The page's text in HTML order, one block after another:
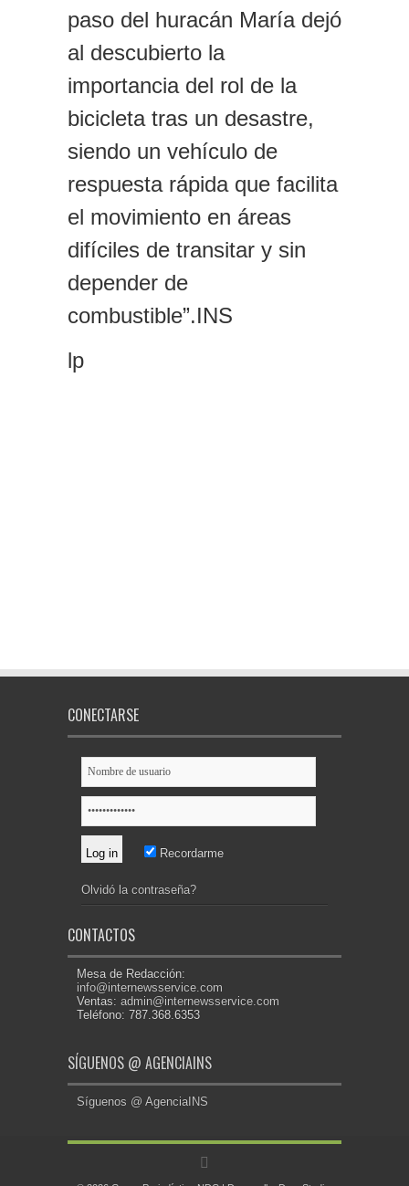
paso del huracán María dejó
al descubierto la
importancia del rol de la
bicicleta tras un desastre,
siendo un vehículo de
respuesta rápida que facilita
el movimiento en áreas
difíciles de transitar y sin
depender de
combustible”.INS
lp
CONECTARSE
Recordarme
Olvidó la contraseña?
CONTACTOS
Mesa de Redacción:
info@internewsservice.com
Ventas: admin@internewsservice.com
Teléfono: 787.368.6353
SÍGUENOS @ AGENCIAINS
Síguenos @ AgenciaINS